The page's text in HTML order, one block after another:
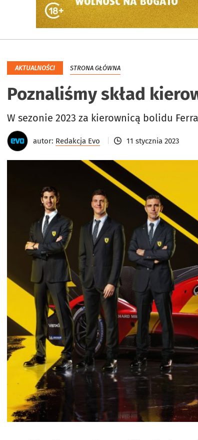
AKTUALNOŚCI STRONA GŁÓWNA
Poznaliśmy skład
W sezonie 2023 za kierownicą bolidu
autor: Redakcja Evo 11 stycznia 2023